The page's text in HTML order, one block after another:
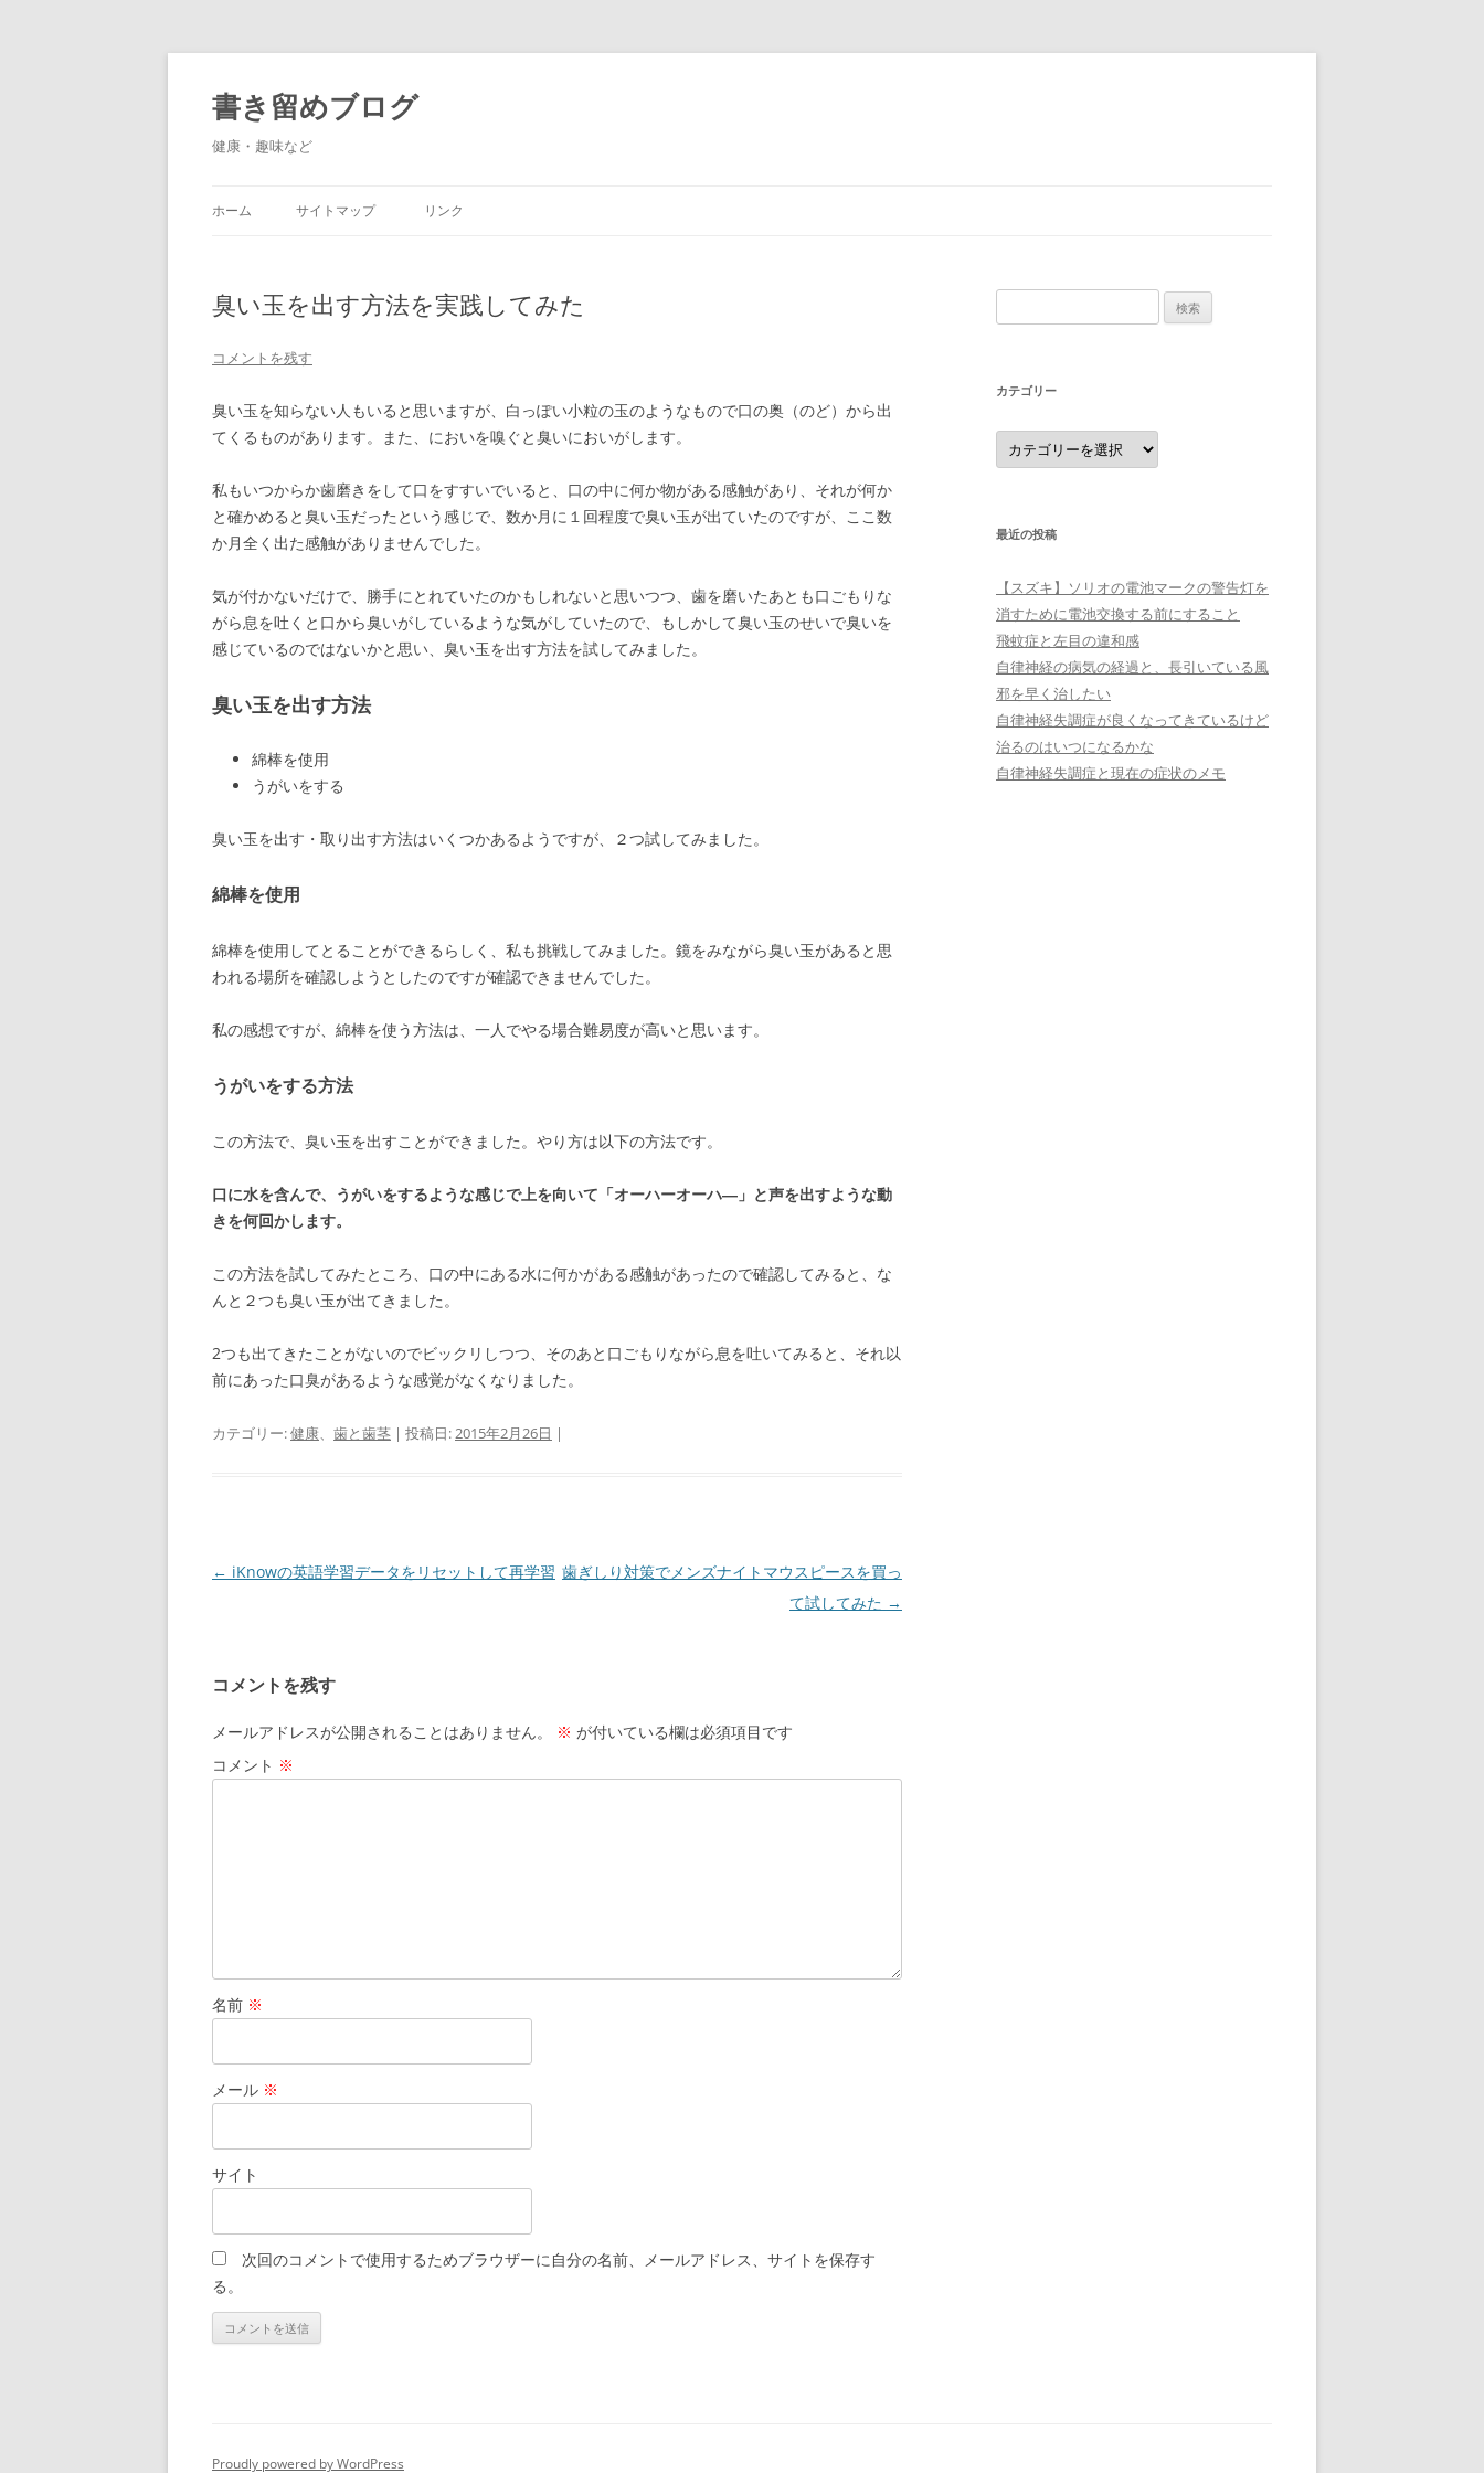
書き留めブログ
健康・趣味など
ホーム サイトマップ リンク
臭い玉を出す方法を実践してみた
コメントを残す
臭い玉を知らない人もいると思いますが、白っぽい小粒の玉のようなもので口の奥（のど）から出
てくるものがあります。また、においを嗅ぐと臭いにおいがします。
私もいつからか歯磨きをして口をすすいでいると、口の中に何か物がある感触があり、それが何か
と確かめると臭い玉だったという感じで、数か月に１回程度で臭い玉が出ていたのですが、ここ数
か月全く出た感触がありませんでした。
気が付かないだけで、勝手にとれていたのかもしれないと思いつつ、歯を磨いたあとも口ごもりな
がら息を吐くと口から臭いがしているような気がしていたので、もしかして臭い玉のせいで臭いを
感じているのではないかと思い、臭い玉を出す方法を試してみました。
臭い玉を出す方法
綿棒を使用
うがいをする
臭い玉を出す・取り出す方法はいくつかあるようですが、２つ試してみました。
綿棒を使用
綿棒を使用してとることができるらしく、私も挑戦してみました。鏡をみながら臭い玉があると思
われる場所を確認しようとしたのですが確認できませんでした。
私の感想ですが、綿棒を使う方法は、一人でやる場合難易度が高いと思います。
うがいをする方法
この方法で、臭い玉を出すことができました。やり方は以下の方法です。
口に水を含んで、うがいをするような感じで上を向いて「オーハーオーハ―」と声を出すような動
きを何回かします。
この方法を試してみたところ、口の中にある水に何かがある感触があったので確認してみると、な
んと２つも臭い玉が出てきました。
2つも出てきたことがないのでビックリしつつ、そのあと口ごもりながら息を吐いてみると、それ以
前にあった口臭があるような感覚がなくなりました。
カテゴリー:健康、 歯と歯茎 | 投稿日:2015年2月26日 |
投
ゲ
ー
シ
ョ
← iKnowの英語学習データをリセットして再学習 歯ぎしり対策でメンズナイトマウスピースを買っ
て試してみた →
コメントを残す
メールアドレスが公開されることはありません。 ※ が付いている欄は必須項目です
コメント ※
名前 ※
メール ※
サイト
次回のコメントで使用するためブラウザーに自分の名前、メールアドレス、サイトを保存す
る。
索:
カテゴリー
カ
テ
ゴ
最近の投稿
【スズキ】ソリオの電池マークの警告灯を
消すために電池交換する前にすること
飛蚊症と左目の違和感
自律神経の病気の経過と、長引いている風
邪を早く治したい
自律神経失調症が良くなってきているけど
治るのはいつになるかな
自律神経失調症と現在の症状のメモ
Proudly powered by WordPress